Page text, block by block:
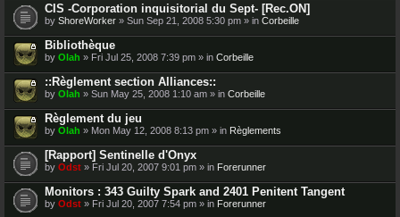
CIS -Corporation inquisitorial du Sept- [Rec.ON]
by ShoreWorker » Sun Sep 21, 2008 5:30 pm » in Corbeille
Bibliothèque
by Olah » Fri Jul 25, 2008 7:39 pm » in Corbeille
::Règlement section Alliances::
by Olah » Sun May 25, 2008 1:10 am » in Corbeille
Règlement du jeu
by Olah » Mon May 12, 2008 8:13 pm » in Règlements
[Rapport] Sentinelle d'Onyx
by Odst » Fri Jul 20, 2007 9:01 pm » in Forerunner
Monitors : 343 Guilty Spark and 2401 Penitent Tangent
by Odst » Fri Jul 20, 2007 7:54 pm » in Forerunner